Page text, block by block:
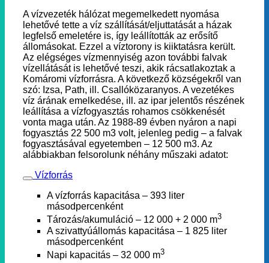
A vízvezeték hálózat megemelkedett nyomása
lehetővé tette a víz szállítását/eljuttatását a házak
legfelső emeletére is, így leállították az erősítő
állomásokat. Ezzel a víztorony is kiiktatásra került.
Az elégséges vízmennyiség azon további falvak
vízellátását is lehetővé teszi, akik rácsatlakoztak a
Komáromi vízforrásra. A következő községekről van
szó: Izsa, Path, ill. Csallóközaranyos. A vezetékes
víz árának emelkedése, ill. az ipar jelentős részének
leállítása a vízfogyasztás rohamos csökkenését
vonta maga után. Az 1988-89 évben nyáron a napi
fogyasztás 22 500 m3 volt, jelenleg pedig – a falvak
fogyasztásával egyetemben – 12 500 m3. Az
alábbiakban felsorolunk néhány műszaki adatot:
Vízforrás
A vízforrás kapacitása – 393 liter
másodpercenként
Tározás/akumuláció – 12 000 + 2 000 m3
A szivattyúállomás kapacitása – 1 825 liter
másodpercenként
Napi kapacitás – 32 000 m3